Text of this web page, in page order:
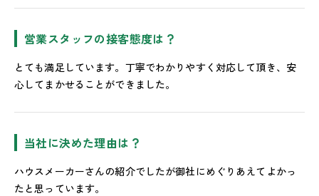
営業スタッフの接客態度は？
とても満足しています。丁寧でわかりやすく対応して頂き、安
心してまかせることができました。
当社に決めた理由は？
ハウスメーカーさんの紹介でしたが御社にめぐりあえてよかっ
たと思っています。